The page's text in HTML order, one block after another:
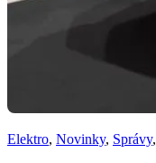
Elektro, Novinky, Správy,